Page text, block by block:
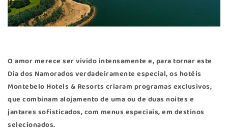
O amor merece ser vivido intensamente e, para tornar este
Dia dos Namorados verdadeiramente especial, os hotéis
Montebelo Hotels & Resorts criaram programas exclusivos,
que combinam alojamento de uma ou de duas noites e
jantares sofisticados, com menus especiais, em destinos
selecionados.